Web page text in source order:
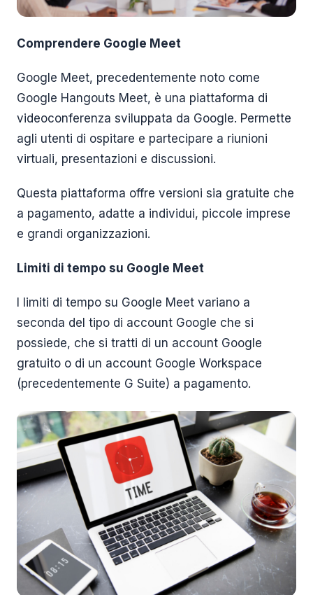
Comprendere Google Meet
Google Meet, precedentemente noto come
Google Hangouts Meet, è una piattaforma di
videoconferenza sviluppata da Google. Permette
agli utenti di ospitare e partecipare a riunioni
virtuali, presentazioni e discussioni.
Questa piattaforma offre versioni sia gratuite che
a pagamento, adatte a individui, piccole imprese
e grandi organizzazioni.
Limiti di tempo su Google Meet
I limiti di tempo su Google Meet variano a
seconda del tipo di account Google che si
possiede, che si tratti di un account Google
gratuito o di un account Google Workspace
(precedentemente G Suite) a pagamento.